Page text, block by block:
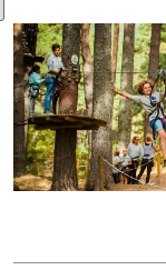
¿Qué
Planes
todas las
Eventos
talleres